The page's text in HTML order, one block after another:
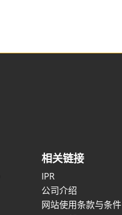
相关链接
IPR
公司介绍
网站使用条款与条件